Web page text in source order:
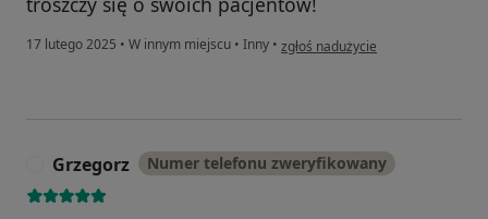
17 lutego 2025 • W innym miejscu • Inny • w opinii użytkownika Wojciech
zgłoś nadużycie
Grzegorz Numer telefonu zweryfikowany